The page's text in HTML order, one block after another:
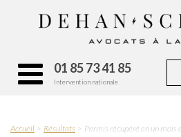
01 85 73 41 85
Intervention nationale
Accueil Résultats Permis récupéré en un mois